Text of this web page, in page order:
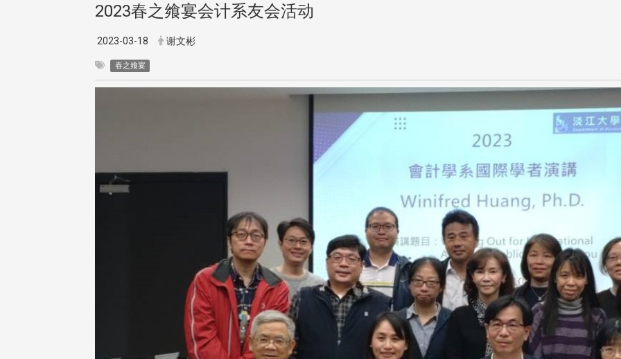
2023春之飨宴会计系友会活动
2023-03-18 谢文彬
春之飨宴